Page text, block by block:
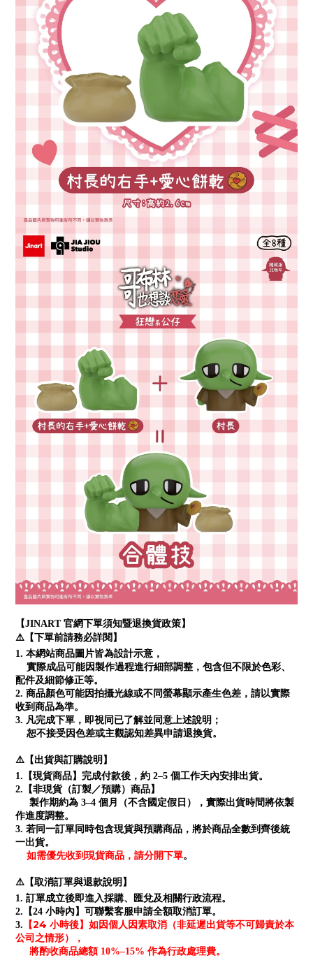
【JINART 官網下單須知暨退換貨政策】
⚠️【下單前請務必詳閱】
1. 本網站商品圖片皆為設計示意，
實際成品可能因製作過程進行細部調整，包含但不限於色彩、
配件及細節修正等。
2. 商品顏色可能因拍攝光線或不同螢幕顯示產生色差，請以實際
收到商品為準。
3. 凡完成下單，即視同已了解並同意上述說明；
恕不接受因色差或主觀認知差異申請退換貨。
⚠️【出貨與訂購說明】
1.【現貨商品】完成付款後，約 2–5 個工作天內安排出貨。
2.【非現貨（訂製／預購）商品】
製作期約為 3–4 個月（不含國定假日），實際出貨時間將依製
作進度調整。
3. 若同一訂單同時包含現貨與預購商品，將於商品全數到齊後統
一出貨。
如需優先收到現貨商品，請分開下單。
⚠️【取消訂單與退款說明】
1. 訂單成立後即進入採購、匯兌及相關行政流程。
2.【24 小時內】可聯繫客服申請全額取消訂單。
3.
【24 小時後】如因個人因素取消（非延遲出貨等不可歸責於本
公司之情形），
將酌收商品總額 10%–15% 作為行政處理費。